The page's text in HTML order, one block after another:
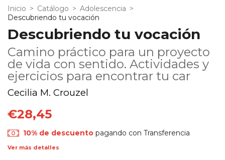
Inicio > Catálogo > Adolescencia >
Descubriendo tu vocación
Descubriendo tu vocación
Camino práctico para un proyecto
de vida con sentido. Actividades y
ejercicios para encontrar tu car
Cecilia M. Crouzel
€28,45
10% de descuento pagando con Transferencia
Ver más detalles